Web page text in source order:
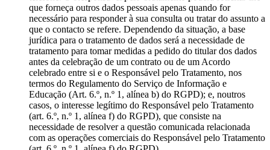
que forneça outros dados pessoais apenas quando for
necessário para responder à sua consulta ou tratar do assunto a
que o contacto se refere. Dependendo da situação, a base
jurídica para o tratamento de dados será a necessidade de
tratamento para tomar medidas a pedido do titular dos dados
antes da celebração de um contrato ou de um Acordo
celebrado entre si e o Responsável pelo Tratamento, nos
termos do Regulamento do Serviço de Informação e
Educação (Art. 6.º, n.º 1, alínea b) do RGPD); e, noutros
casos, o interesse legítimo do Responsável pelo Tratamento
(art. 6.º, n.º 1, alínea f) do RGPD), que consiste na
necessidade de resolver a questão comunicada relacionada
com as operações comerciais do Responsável pelo Tratamento